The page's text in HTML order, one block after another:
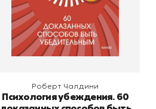
В корзину
Роберт Чалдини
Психология убеждения. 60